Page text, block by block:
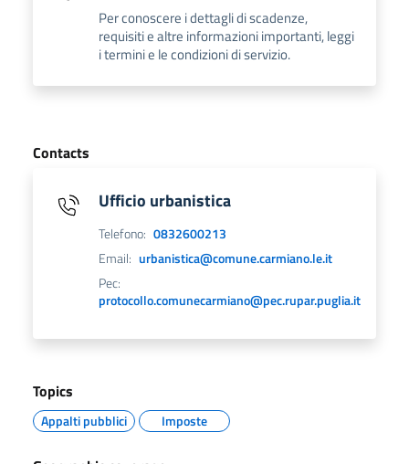
Per conoscere i dettagli di scadenze,
requisiti e altre informazioni importanti, leggi
i termini e le condizioni di servizio.
Contacts
Ufficio urbanistica
Telefono: 0832600213
Email: urbanistica@comune.carmiano.le.it
Pec:
protocollo.comunecarmiano@pec.rupar.puglia.it
Topics
Appalti pubblici Imposte